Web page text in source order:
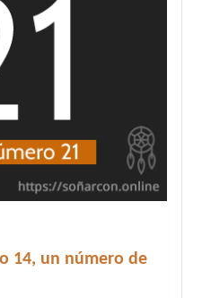
14, un número de